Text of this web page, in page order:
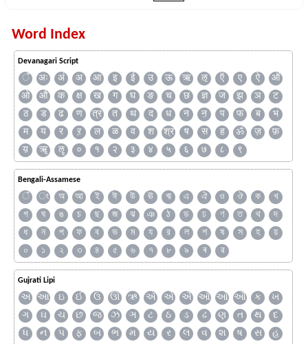
Word Index
Devanagari Script
ँ अः अं अ आ इ ई उ ऊ ऋ ऌ ऍ ए ऐ
ऑ
ओ
औ क क्ष ख ग घ ङ च छ ज्ञ ज झ ञ
ट
ठ
ड ढ ण त्र त थ द ध न ऩ प फ ब
भ
म
य र ऱ ल ळ व श श्र ष स ह ॐ ज़
फ़
य़
ॠ ॡ ० १ २ ३ ४ ५ ६ ७ ८ ९
Bengali-Assamese
ঁ ং অ আ ই ঈ উ ঊ ঋ এ ঐ ও ঔ ক
খ
গ
ঘ ঙ চ ছ জ ঝ ঞ ঠ ড ঢ ণ ত থ
দ
ধ
ন প ফ ব ভ ম য র ল শ ষ স হ
য়
০
১ ২ ৩ ৪ ৫ ৬ ৭ ৮ ৯ ৰ ৱ
Gujrati Lipi
અ આ ઇ ઈ ઉ ઊ ઋ ઍ એ ઐ ઑ ઓ ઔ ક
ખ
ગ
ઘ ચ છ જ ઝ ઞ ટ ઠ ડ ઢ ણ ત થ
દ
ધ
ન પ ફ બ ભ મ ય ર લ વ શ ષ સ
હ